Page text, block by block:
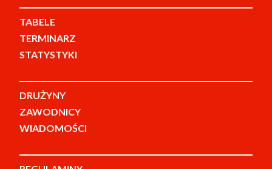
TABELE
TERMINARZ
STATYSTYKI
DRUŻYNY
ZAWODNICY
WIADOMOŚCI